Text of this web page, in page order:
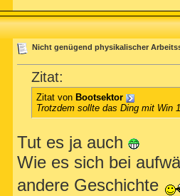
Nicht genügend physikalischer
Zitat:
Zitat von Bootsektor
Trotzdem sollte das Ding mit Win
Tut es ja auch
Wie es sich bei
andere Geschichte